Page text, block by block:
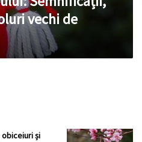
vechi de
și